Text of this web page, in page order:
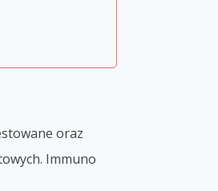
oraz
Immuno